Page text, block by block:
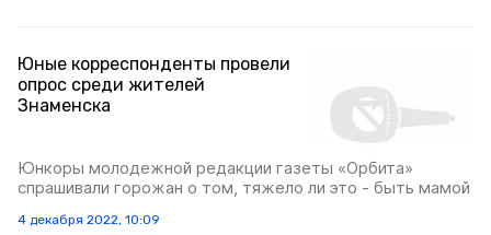
Юные корреспонденты провели
опрос среди жителей
Знаменска
Юнкоры молодежной редакции газеты «Орбита»
спрашивали горожан о том, тяжело ли это - быть мамой
4 декабря 2022, 10:09